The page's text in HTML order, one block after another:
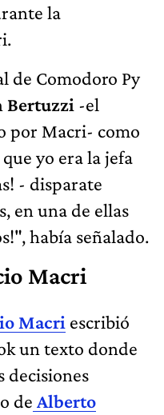
la
de Comodoro Py
Bertuzzi -el
por Macri- como
yo era la jefa
- disparate
en una de ellas
había señalado.
Macri
Macri escribió
un texto donde
decisiones
de Alberto